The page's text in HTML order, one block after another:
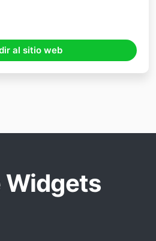
al sitio web
Widgets